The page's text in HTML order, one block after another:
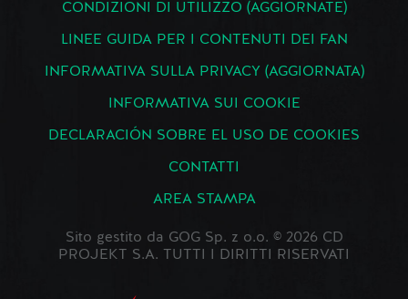
CONDIZIONI DI UTILIZZO (AGGIORNATE)
LINEE GUIDA PER I CONTENUTI DEI FAN
INFORMATIVA SULLA PRIVACY (AGGIORNATA)
INFORMATIVA SUI COOKIE
DECLARACIÓN SOBRE EL USO DE COOKIES
CONTATTI
AREA STAMPA
Sito gestito da GOG Sp. z o.o. © 2026 CD
PROJEKT S.A. TUTTI I DIRITTI RISERVATI